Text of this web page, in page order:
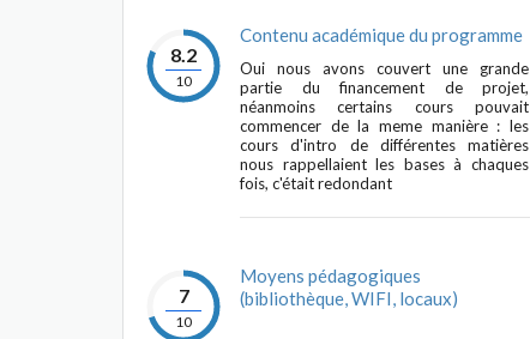
8.2
10
Contenu académique du programme
Oui nous avons couvert une grande
partie du financement de projet,
néanmoins certains cours pouvait
commencer de la meme manière : les
cours d'intro de différentes matières
nous rappellaient les bases à chaques
fois, c'était redondant
7
10
Moyens pédagogiques
(bibliothèque, WIFI, locaux)